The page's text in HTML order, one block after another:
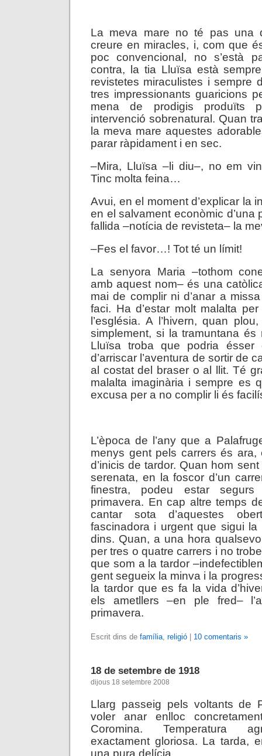
La meva mare no té pas una
creure en miracles, i, com que
poc convencional, no s’està
contra, la tia Lluïsa està
revistetes miraculistes i sempre
tres impressionants guaricions
mena de prodigis produïts
intervenció sobrenatural. Quan
la meva mare aquestes
parar ràpidament i en sec.
–Mira, Lluïsa –li diu–, no em
Tinc molta feina…
Avui, en el moment d’explicar la
en el salvament econòmic d’una
fallida –notícia de revisteta– la
–Fes el favor…! Tot té un límit!
La senyora Maria –tothom
amb aquest nom– és una
mai de complir ni d’anar a
faci. Ha d’estar molt malalta
l’església. A l’hivern, quan
simplement, si la tramuntana és
Lluïsa troba que podria
d’arriscar l’aventura de sortir de
al costat del braser o al llit. Té
malalta imaginària i sempre es
excusa per a no complir li és
L’època de l’any que a
menys gent pels carrers és ara,
d’inicis de tardor. Quan hom
serenata, en la foscor d’un
finestra, podeu estar
primavera. En cap altre temps
cantar sota d’aquestes
fascinadora i urgent que sigui
dins. Quan, a una hora
per tres o quatre carrers i no
que som a la tardor
gent segueix la minva i la
la tardor que es fa la vida
els ametllers –en ple fred–
primavera.
Escrit dins de família, religió 10 comentaris »
18 de setembre de 1918
dijous 18 setembre 2008
Llarg passeig pels voltants de
voler anar enlloc
Coromina. Temperatura
exactament gloriosa. La tarda,
una pura delícia.